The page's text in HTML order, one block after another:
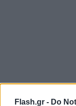
Flash.gr - Do